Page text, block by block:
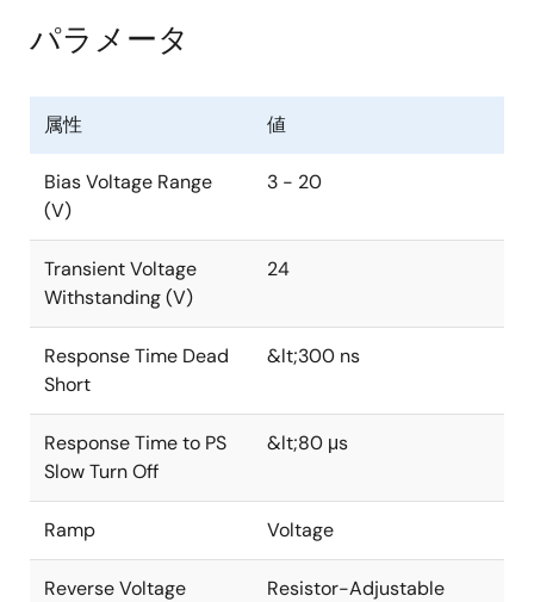
パラメータ
属性 値
Bias Voltage Range
(V)
3 - 20
Transient Voltage
Withstanding (V)
24
Response Time Dead
Short
&lt;300 ns
Response Time to PS
Slow Turn Off
&lt;80 μs
Ramp Voltage
Reverse Voltage
Resistor-Adjustable